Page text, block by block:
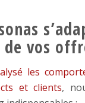
de vos
les
et clients,